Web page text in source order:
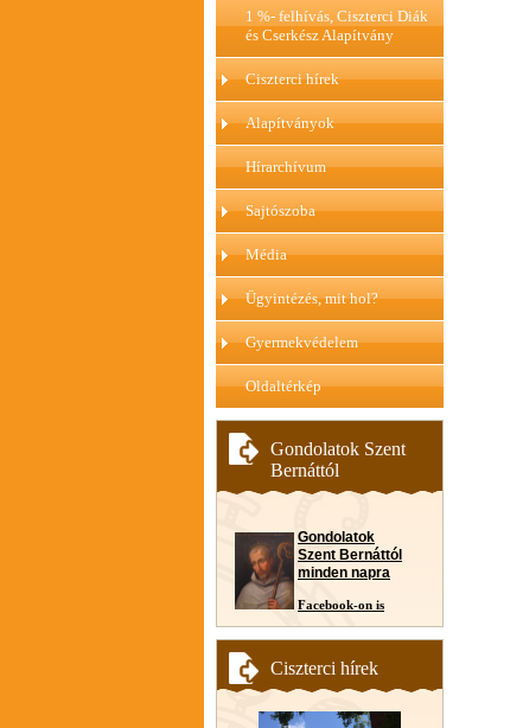
1 %- felhívás, Ciszterci Diák
és Cserkész Alapítvány
Ciszterci hírek
Alapítványok
Hírarchívum
Sajtószoba
Média
Ügyintézés, mit hol?
Gyermekvédelem
Oldaltérkép
Gondolatok Szent
Bernáttól
Gondolatok
Szent Bernáttól
minden napra
Facebook-on is
Ciszterci hírek